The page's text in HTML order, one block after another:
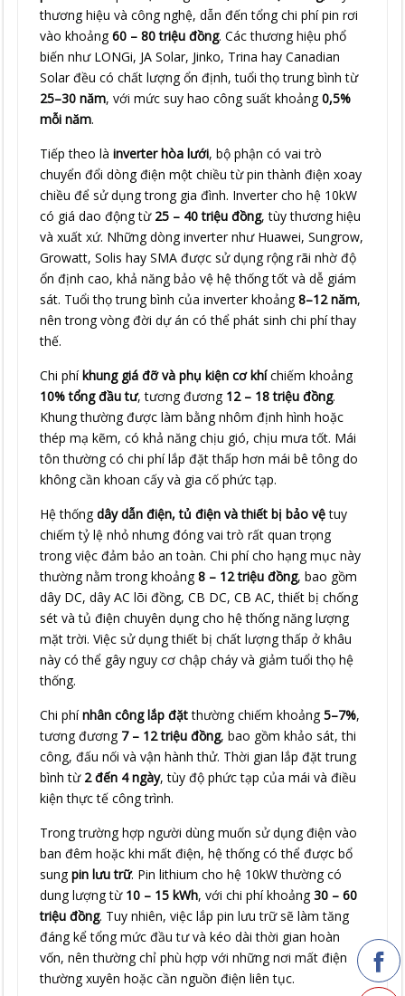
thương hiệu và công nghệ, dẫn đến tổng chi phí pin rơi
vào khoảng60 – 80 triệu đồng. Các thương hiệu phổ
biến như LONGi, JA Solar, Jinko, Trina hay Canadian
Solar đều có chất lượng ổn định, tuổi thọ trung bình từ
25–30 năm, với mức suy hao công suất khoảng0,5%
mỗi năm.
Tiếp theo làinverter hòa lưới, bộ phận có vai trò
chuyển đổi dòng điện một chiều từ pin thành điện xoay
chiều để sử dụng trong gia đình. Inverter cho hệ 10kW
có giá dao động từ 25 – 40 triệu đồng, tùy thương hiệu
và xuất xứ. Những dòng inverter như Huawei, Sungrow,
Growatt, Solis hay SMA được sử dụng rộng rãi nhờ độ
ổn định cao, khả năng bảo vệ hệ thống tốt và dễ giám
sát. Tuổi thọ trung bình của inverter khoảng8–12 năm,
nên trong vòng đời dự án có thể phát sinh chi phí thay
thế.
Chi phíkhung giá đỡ và phụ kiện cơ khíchiếm khoảng
10% tổng đầu tư, tương đương 12 – 18 triệu đồng.
Khung thường được làm bằng nhôm định hình hoặc
thép mạ kẽm, có khả năng chịu gió, chịu mưa tốt. Mái
tôn thường có chi phí lắp đặt thấp hơn mái bê tông do
không cần khoan cấy và gia cố phức tạp.
Hệ thốngdây dẫn điện, tủ điện và thiết bị bảo vệtuy
chiếm tỷ lệ nhỏ nhưng đóng vai trò rất quan trọng
trong việc đảm bảo an toàn. Chi phí cho hạng mục này
thường nằm trong khoảng8 – 12 triệu đồng, bao gồm
dây DC, dây AC lõi đồng, CB DC, CB AC, thiết bị chống
sét và tủ điện chuyên dụng cho hệ thống năng lượng
mặt trời. Việc sử dụng thiết bị chất lượng thấp ở khâu
này có thể gây nguy cơ chập cháy và giảm tuổi thọ hệ
thống.
Chi phínhân công lắp đặtthường chiếm khoảng5–7%,
tương đương 7 – 12 triệu đồng, bao gồm khảo sát, thi
công, đấu nối và vận hành thử. Thời gian lắp đặt trung
bình từ 2 đến 4 ngày, tùy độ phức tạp của mái và điều
kiện thực tế công trình.
Trong trường hợp người dùng muốn sử dụng điện vào
ban đêm hoặc khi mất điện, hệ thống có thể được bổ
sungpin lưu trữ. Pin lithium cho hệ 10kW thường có
dung lượng từ 10 – 15 kWh, với chi phí khoảng30 – 60
triệu đồng. Tuy nhiên, việc lắp pin lưu trữ sẽ làm tăng
đáng kể tổng mức đầu tư và kéo dài thời gian hoàn
vốn, nên thường chỉ phù hợp với những nơi mất điện
thường xuyên hoặc cần nguồn điện liên tục.